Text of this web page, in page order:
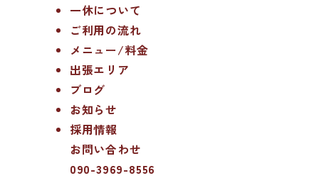
一休について
ご利用の流れ
メニュー/料金
出張エリア
ブログ
お知らせ
採用情報
お問い合わせ
090-3969-8556